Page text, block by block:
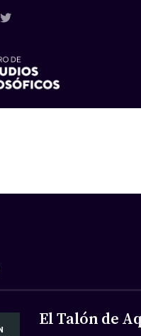
El Talón de